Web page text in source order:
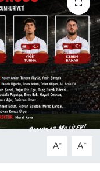
A- A+